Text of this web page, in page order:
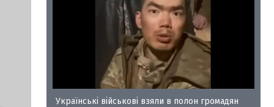
35
Українські військові взяли в полон громадян